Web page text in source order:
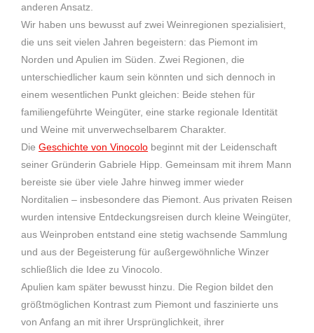
anderen Ansatz.
Wir haben uns bewusst auf zwei Weinregionen spezialisiert,
die uns seit vielen Jahren begeistern: das Piemont im
Norden und Apulien im Süden. Zwei Regionen, die
unterschiedlicher kaum sein könnten und sich dennoch in
einem wesentlichen Punkt gleichen: Beide stehen für
familiengeführte Weingüter, eine starke regionale Identität
und Weine mit unverwechselbarem Charakter.
Die Geschichte von Vinocolo beginnt mit der Leidenschaft
seiner Gründerin Gabriele Hipp. Gemeinsam mit ihrem Mann
bereiste sie über viele Jahre hinweg immer wieder
Norditalien – insbesondere das Piemont. Aus privaten Reisen
wurden intensive Entdeckungsreisen durch kleine Weingüter,
aus Weinproben entstand eine stetig wachsende Sammlung
und aus der Begeisterung für außergewöhnliche Winzer
schließlich die Idee zu Vinocolo.
Apulien kam später bewusst hinzu. Die Region bildet den
größtmöglichen Kontrast zum Piemont und faszinierte uns
von Anfang an mit ihrer Ursprünglichkeit, ihrer